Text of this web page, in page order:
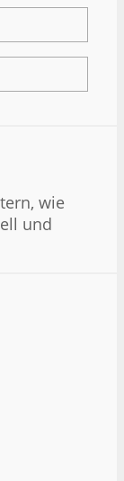
wie
und